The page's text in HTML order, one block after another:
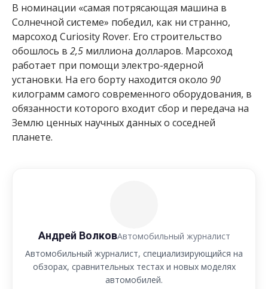
В номинации «самая потрясающая машина в
Солнечной системе» победил, как ни странно,
марсоход Curiosity Rover. Его строительство
обошлось в 2,5 миллиона долларов. Марсоход
работает при помощи электро-ядерной
установки. На его борту находится около 90
килограмм самого современного оборудования, в
обязанности которого входит сбор и передача на
Землю ценных научных данных о соседней
планете.
Андрей ВолковАвтомобильный журналист
Автомобильный журналист, специализирующийся на
обзорах, сравнительных тестах и новых моделях
автомобилей.